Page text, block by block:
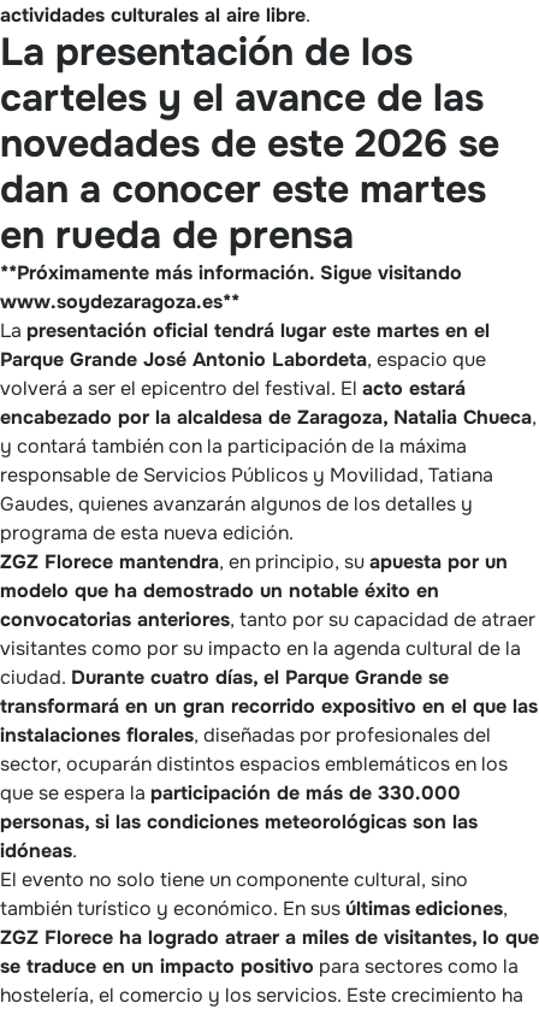
actividades culturales al aire libre.
La presentación de los
carteles y el avance de las
novedades de este 2026 se
dan a conocer este martes
en rueda de prensa
**Próximamente más información. Sigue visitando
www.soydezaragoza.es**
La presentación oficial tendrá lugar este martes en el
Parque Grande José Antonio Labordeta, espacio que
volverá a ser el epicentro del festival. El acto estará
encabezado por la alcaldesa de Zaragoza, Natalia Chueca,
y contará también con la participación de la máxima
responsable de Servicios Públicos y Movilidad, Tatiana
Gaudes, quienes avanzarán algunos de los detalles y
programa de esta nueva edición.
ZGZ Florece mantendra, en principio, suapuesta por un
modelo que ha demostrado un notable éxito en
convocatorias anteriores, tanto por su capacidad de atraer
visitantes como por su impacto en la agenda cultural de la
ciudad. Durante cuatro días, el Parque Grande se
transformará en un gran recorrido expositivo en el que las
instalaciones florales, diseñadas por profesionales del
sector, ocuparán distintos espacios emblemáticos en los
que se espera la participación de más de 330.000
personas, si las condiciones meteorológicas son las
idóneas.
El evento no solo tiene un componente cultural, sino
también turístico y económico. En susúltimasediciones,
ZGZ Florece ha logrado atraer a miles de visitantes, lo que
se traduce en un impacto positivo para sectores como la
hostelería, el comercio y los servicios. Este crecimiento ha